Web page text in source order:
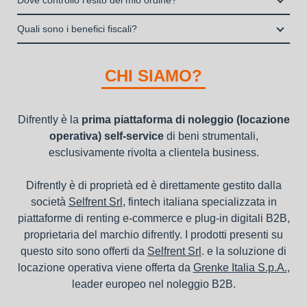
dei beni e con vantaggi di gestione per i propri clienti.
operativa di beni mobili strumentali (B2B), previa approvazione
della richiesta da parte della stessa.
Una volta fatto login vai sull’icona con l’omino e clicca su
Quali sono i benefici fiscali?
nel bilancio, poiché i canoni vengono considerati un servizio. I
canoni di noleggio sono deducibili ai fini IRES e IRAP
CHI SIAMO?
Difrently è la prima piattaforma di noleggio (locazione
operativa) self-servicedi beni strumentali,
esclusivamente rivolta a clientela business.
Difrently è di proprietà ed è direttamente gestito dalla
società Selfrent Srl , fintech italiana specializzata in
piattaforme di renting e-commerce e plug-in digitali B2B,
proprietaria del marchio difrently. I prodotti presenti su
questo sito sono offerti da Selfrent Srl . e la soluzione di
locazione operativa viene offerta da Grenke Italia S.p.A.,
leader europeo nel noleggio B2B.